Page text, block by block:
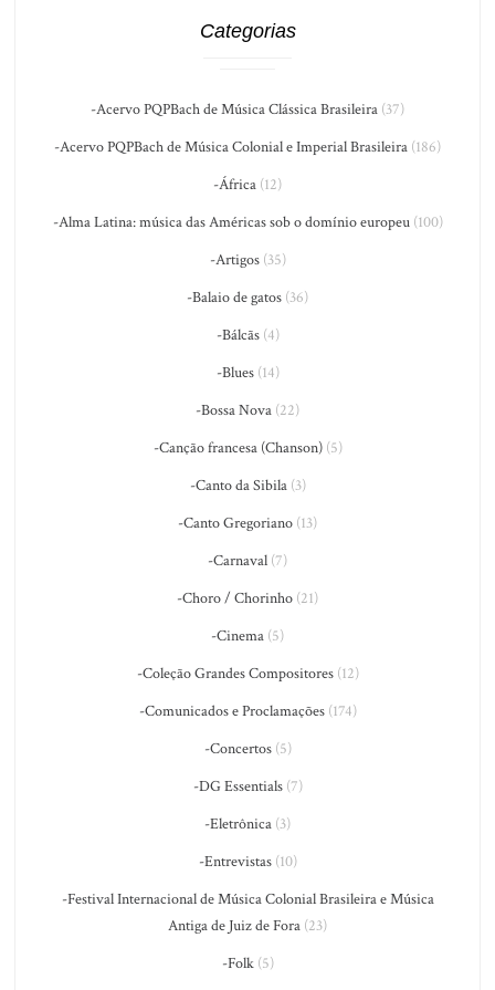
Categorias
-Acervo PQPBach de Música Clássica Brasileira (37)
-Acervo PQPBach de Música Colonial e Imperial Brasileira (186)
-África (12)
-Alma Latina: música das Américas sob o domínio europeu(100)
-Artigos(35)
-Balaio de gatos (36)
-Bálcãs(4)
-Blues(14)
-Bossa Nova (22)
-Canção francesa (Chanson)(5)
-Canto da Sibila(3)
-Canto Gregoriano (13)
-Carnaval (7)
-Choro / Chorinho (21)
-Cinema (5)
-Coleção Grandes Compositores(12)
-Comunicados e Proclamações(174)
-Concertos(5)
-DG Essentials(7)
-Eletrônica (3)
-Entrevistas(10)
-Festival Internacional de Música Colonial Brasileira e Música
Antiga de Juiz de Fora (23)
-Folk(5)